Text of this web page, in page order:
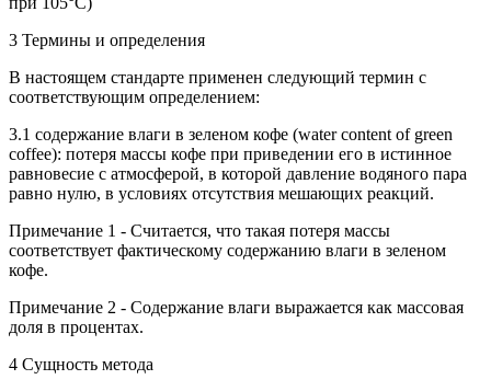
3 Термины и определения
В настоящем стандарте применен следующий термин с
соответствующим определением:
3.1 содержание влаги в зеленом кофе (water content of green
coffee): потеря массы кофе при приведении его в истинное
равновесие с атмосферой, в которой давление водяного пара
равно нулю, в условиях отсутствия мешающих реакций.
Примечание 1 - Считается, что такая потеря массы
соответствует фактическому содержанию влаги в зеленом
кофе.
Примечание 2 - Содержание влаги выражается как массовая
доля в процентах.
4 Сущность метода